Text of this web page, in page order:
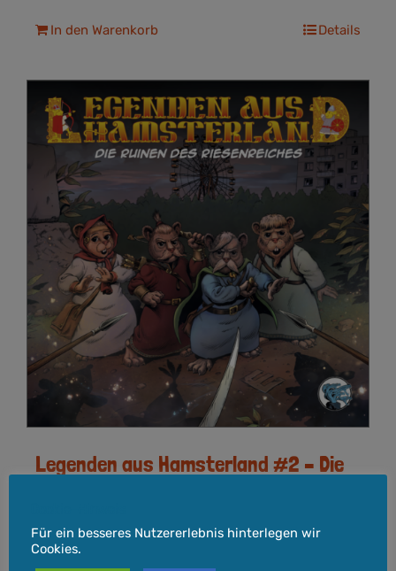
In den Warenkorb Details
Legenden aus Hamsterland #2 – Die
Für ein besseres Nutzererlebnis hinterlegen wir
Cookies.